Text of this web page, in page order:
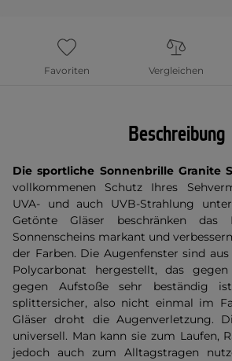
Favoriten Vergleichen
Beschreibung
Die sportliche Sonnenbrille Granite
vollkommenen Schutz Ihres
UVA- und auch UVB-Strahlung
Getönte Gläser beschränken das
Sonnenscheins markant und
der Farben. Die Augenfenster sind
Polycarbonat hergestellt, das
gegen Aufstoße sehr beständig
splittersicher, also nicht einmal im
Gläser droht die Augenverletzung.
universell. Man kann sie zum Laufen,
jedoch auch zum Alltagstragen